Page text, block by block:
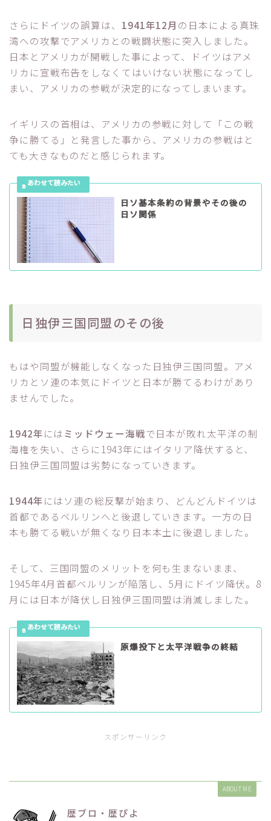
さらにドイツの誤算は、 1941年12月 の日本による真珠
湾への攻撃でアメリカとの戦闘状態に突入しました。
日本とアメリカが開戦した事によって、ドイツはアメ
リカに宣戦布告をしなくてはいけない状態になってし
まい、アメリカの参戦が決定的になってしまいます。
イギリスの首相は、アメリカの参戦に対して「この戦
争に勝てる」と発言した事から、アメリカの参戦はと
ても大きなものだと感じられます。
日ソ基本条約の背景やその後の
日ソ関係
日独伊三国同盟のその後
もはや同盟が機能しなくなった日独伊三国同盟。アメ
リカとソ連の本気にドイツと日本が勝てるわけがあり
ませんでした。
1942年にはミッドウェー海戦で日本が敗れ太平洋の制
海権を失い、さらに1943年にはイタリア降伏すると、
日独伊三国同盟は劣勢になっていきます。
1944年にはソ連の総反撃が始まり、どんどんドイツは
首都であるベルリンへと後退していきます。一方の日
本も勝てる戦いが無くなり日本本土に後退しました。
そして、三国同盟のメリットを何も生まないまま、
1945年4月首都ベルリンが陥落し、5月にドイツ降伏。8
月には日本が降伏し日独伊三国同盟は消滅しました。
原爆投下と太平洋戦争の終結
スポンサーリンク
ABOUT ME
歴ブロ・歴ぴよ